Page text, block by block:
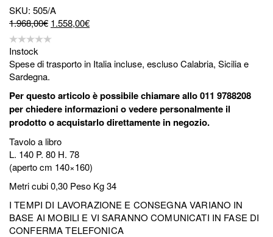
SKU: 505/A
1.968,00€ Il
prezzo
era:
1.968,00€.
1.558,00€Il
è:
Instock
Spese di trasporto in Italia incluse, escluso Calabria, Sicilia e
Sardegna.
Per questo articolo è possibile chiamare allo 011 9788208
per chiedere informazioni o vedere personalmente il
prodotto o acquistarlo direttamente in negozio.
Tavolo a libro
L. 140 P. 80 H. 78
(aperto cm 140×160)
Metri cubi 0,30 Peso Kg 34
I TEMPI DI LAVORAZIONE E CONSEGNA VARIANO IN
BASE AI MOBILI E VI SARANNO COMUNICATI IN FASE DI
CONFERMA TELEFONICA